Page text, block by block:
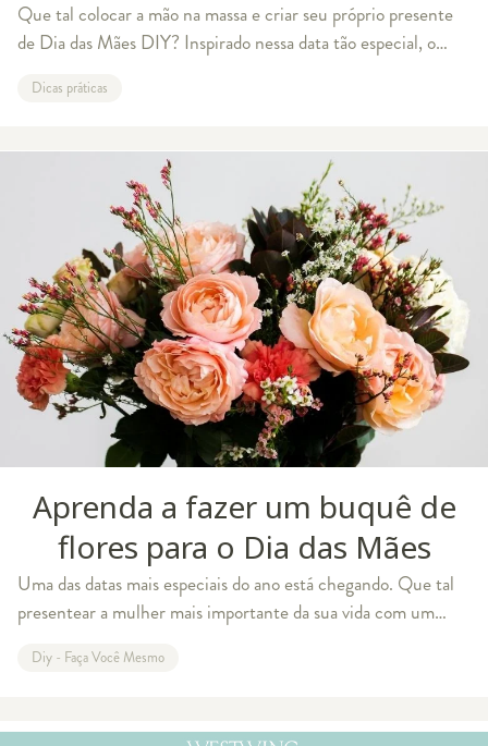
Que tal colocar a mão na massa e criar seu próprio presente
de Dia das Mães DIY? Inspirado nessa data tão especial, o
e tornar o dia dela ain
Dicas práticas
Aprenda a fazer um buquê de
flores para o Dia das Mães
Uma das datas mais especiais do ano está chegando. Que tal
presentear a mulher mais importante da sua vida com um
seja mais que espec
Diy - Faça Você Mesmo